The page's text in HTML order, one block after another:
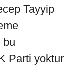
Tayyip
bu
Parti yoktur